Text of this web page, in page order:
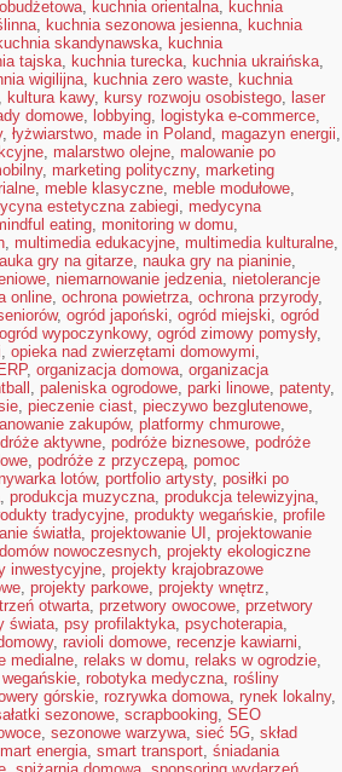
, kuchnia orientalna, kuchnia
, kuchnia sezonowa jesienna, kuchnia
skandynawska, kuchnia
tajska, kuchnia turecka, kuchnia ukraińska,
wigilijna, kuchnia zero waste, kuchnia
kultura kawy, kursy rozwoju osobistego, laser
domowe, lobbying, logistyka e-commerce,
, łyżwiarstwo, made in Poland, magazyn energii,
, malarstwo olejne, malowanie po
, marketing polityczny, marketing
, meble klasyczne, meble modułowe,
estetyczna zabiegi, medycyna
eating, monitoring w domu,
, multimedia edukacyjne, multimedia kulturalne,
gry na gitarze, nauka gry na pianinie,
, niemarnowanie jedzenia, nietolerancje
online, ochrona powietrza, ochrona przyrody,
, ogród japoński, ogród miejski, ogród
ogród wypoczynkowy, ogród zimowy pomysły,
, opieka nad zwierzętami domowymi,
, organizacja domowa, organizacja
, paleniska ogrodowe, parki linowe, patenty,
, pieczenie ciast, pieczywo bezglutenowe,
zakupów, platformy chmurowe,
aktywne, podróże biznesowe, podróże
, podróże z przyczepą, pomoc
lotów, portfolio artysty, posiłki po
, produkcja muzyczna, produkcja telewizyjna,
tradycyjne, produkty wegańskie, profile
światła, projektowanie UI , projektowanie
nowoczesnych, projekty ekologiczne
inwestycyjne, projekty krajobrazowe
, projekty parkowe, projekty wnętrz,
otwarta, przetwory owocowe, przetwory
świata, psy profilaktyka, psychoterapia,
, ravioli domowe, recenzje kawiarni,
medialne, relaks w domu, relaks w ogrodzie,
, robotyka medyczna, rośliny
górskie, rozrywka domowa, rynek lokalny,
sezonowe, scrapbooking, SEO
, sezonowe warzywa, sieć 5G, skład
energia, smart transport, śniadania